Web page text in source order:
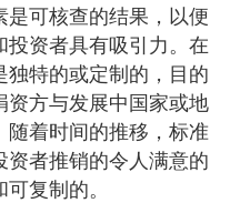
可核查的结果，以便
资者具有吸引力。在
特的或定制的，目的
资方与发展中国家或地
随着时间的推移，标准
者推销的令人满意的
复制的。